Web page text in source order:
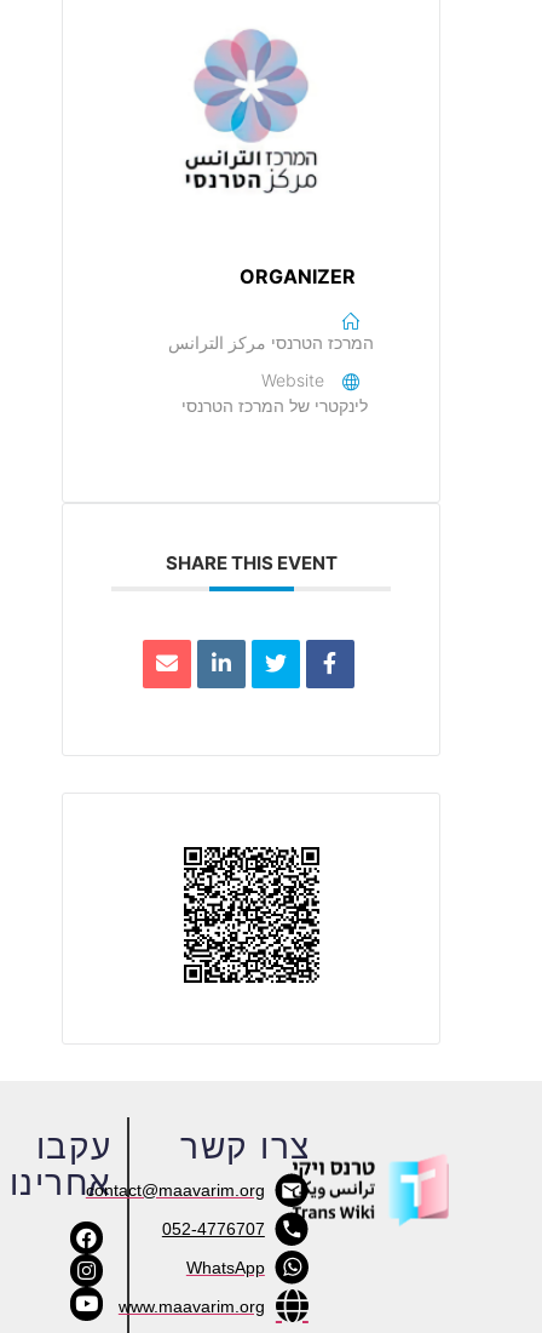
ORGANIZER
המרכז הטרנסי مركز الترانس
Website
לינקטרי של המרכז הטרנסי
SHARE THIS EVENT
עקבו
אחרינו
צרו קשר
contact@maavarim.org
052-4776707
WhatsApp
www.maavarim.org